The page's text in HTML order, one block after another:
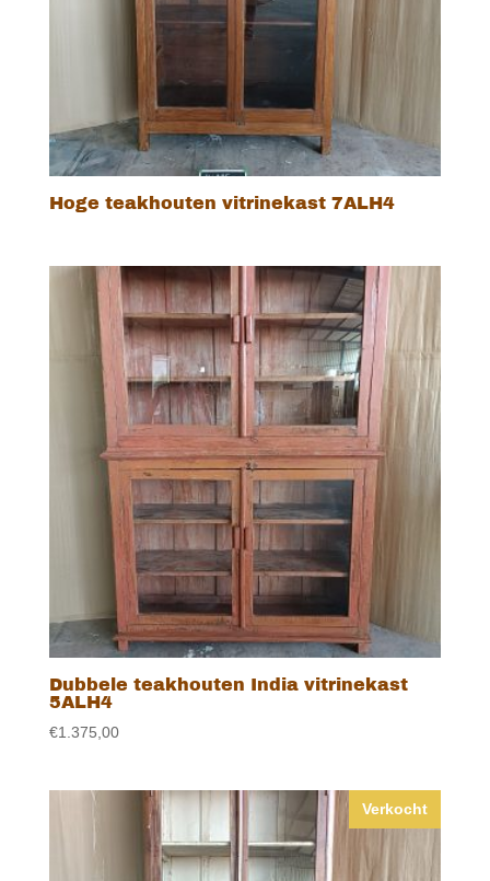
Hoge teakhouten vitrinekast 7ALH4
Dubbele teakhouten India vitrinekast
5ALH4
€1.375,00
Verkocht